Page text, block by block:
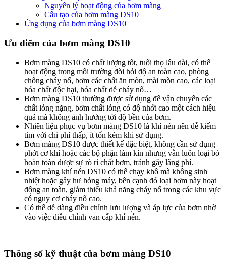
Nguyên lý hoạt động của bơm màng
Cấu tạo của bơm màng DS10
Ứng dụng của bơm màng DS10
Ưu điểm của bơm màng DS10
Bơm màng DS10 có chất lượng tốt, tuổi thọ lâu dài, có thể
hoạt động trong môi trường đòi hỏi độ an toàn cao, phòng
chống cháy nổ, bơm các chất ăn mòn, mài mòn cao, các loại
hóa chất độc hại, hóa chất dễ cháy nổ…
Bơm màng DS10 thường được sử dụng để vận chuyển các
chất lỏng nặng, bơm chất lỏng có độ nhớt cao một cách hiệu
quả mà không ảnh hưởng tới độ bền của bơm.
Nhiên liệu phục vụ bơm màng DS10 là khí nén nên dễ kiếm
tìm với chi phí thấp, ít tốn kém khi sử dụng.
Bơm màng DS10 được thiết kế đặc biệt, không cần sử dụng
phớt cơ khí hoặc các bộ phận làm kín nhưng vẫn luôn loại bỏ
hoàn toàn được sự rò rỉ chất bơm, tránh gây lãng phí.
Bơm màng khí nén DS10 có thể chạy khô mà không sinh
nhiệt hoặc gây hư hỏng máy, bên cạnh đó loại bơm này hoạt
động an toàn, giảm thiểu khả năng cháy nổ trong các khu vực
có nguy cơ cháy nổ cao.
Có thể dễ dàng điều chỉnh lưu lượng và áp lực của bơm nhờ
vào việc điều chỉnh van cấp khí nén.
Thông số kỹ thuật của bơm màng DS10